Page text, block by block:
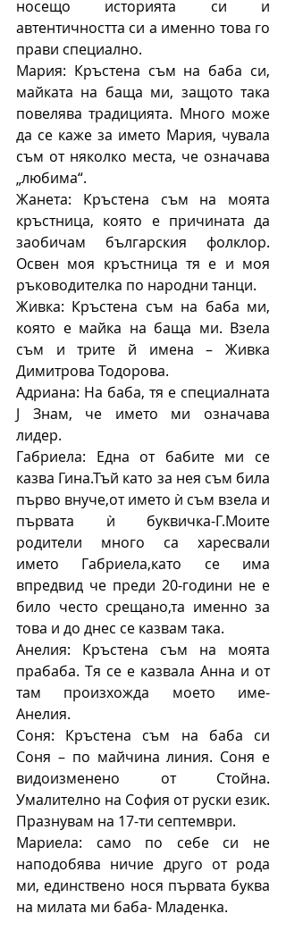
носещо историята си и
автентичността си а именно това го
прави специално.
Мария: Кръстена съм на баба си,
майката на баща ми, защото така
повелява традицията. Много може
да се каже за името Мария, чувала
съм от няколко места, че означава
„любима“.
Жанета: Кръстена съм на моята
кръстница, която е причината да
заобичам българския фолклор.
Освен моя кръстница тя е и моя
ръководителка по народни танци.
Живка: Кръстена съм на баба ми,
която е майка на баща ми. Взела
съм и трите й имена – Живка
Димитрова Тодорова.
Адриана: На баба, тя е специалната
J Знам, че името ми означава
лидер.
Габриела: Една от бабите ми се
казва Гина.Тъй като за нея съм била
първо внуче,от името ѝ съм взела и
първата ѝ буквичка-Г.Моите
родители много са харесвали
името Габриела,като се има
впредвид че преди 20-години не е
било често срещано,та именно за
това и до днес се казвам така.
Анелия: Кръстена съм на моята
прабаба. Тя се е казвала Анна и от
там произхожда моето име-
Анелия.
Соня: Кръстена съм на баба си
Соня – по майчина линия. Соня е
видоизменено от Стойна.
Умалително на София от руски език.
Празнувам на 17-ти септември.
Мариела: само по себе си не
наподобява ничие друго от рода
ми, единствено нося първата буква
на милата ми баба- Младенка.